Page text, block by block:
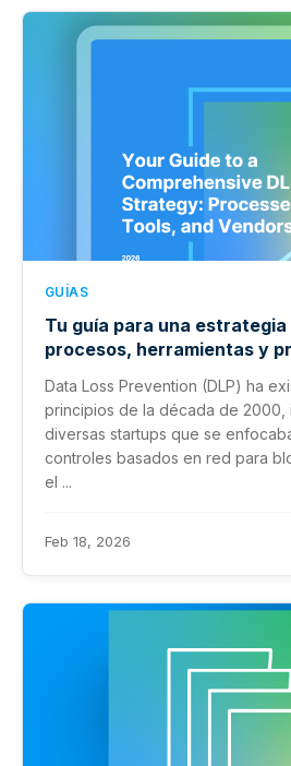
GUÍAS
Tu guía para una estrategia
procesos, herramientas y
Data Loss Prevention (DLP) ha
principios de la década de 2000,
diversas startups que se
controles basados en red para
el ...
Feb 18, 2026